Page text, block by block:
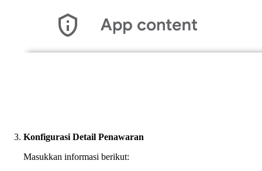
Konfigurasi Detail Penawaran
Masukkan informasi berikut: